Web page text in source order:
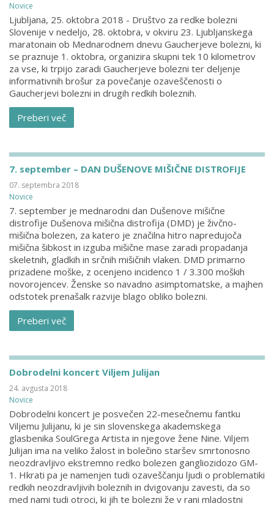
Novice
Ljubljana, 25. oktobra 2018 - Društvo za redke bolezni
Slovenije v nedeljo, 28. oktobra, v okviru 23. Ljubljanskega
maratonain ob Mednarodnem dnevu Gaucherjeve bolezni, ki
se praznuje 1. oktobra, organizira skupni tek 10 kilometrov
za vse, ki trpijo zaradi Gaucherjeve bolezni ter deljenje
informativnih brošur za povečanje ozaveščenosti o
Gaucherjevi bolezni in drugih redkih boleznih.
Preberi več
7. september – DAN DUŠENOVE MIŠIČNE DISTROFIJE
07. septembra 2018
Novice
7. september je mednarodni dan Dušenove mišične
distrofije Dušenova mišična distrofija (DMD) je živčno-
mišična bolezen, za katero je značilna hitro napredujoča
mišična šibkost in izguba mišične mase zaradi propadanja
skeletnih, gladkih in srčnih mišičnih vlaken. DMD primarno
prizadene moške, z ocenjeno incidenco 1 / 3.300 moških
novorojencev. Ženske so navadno asimptomatske, a majhen
odstotek prenašalk razvije blago obliko bolezni.
Preberi več
Dobrodelni koncert Viljem Julijan
24. avgusta 2018
Novice
Dobrodelni koncert je posvečen 22-mesečnemu fantku
Viljemu Julijanu, ki je sin slovenskega akademskega
glasbenika SoulGrega Artista in njegove žene Nine. Viljem
Julijan ima na veliko žalost in bolečino staršev smrtonosno
neozdravljivo ekstremno redko bolezen gangliozidozo GM-
1. Hkrati pa je namenjen tudi ozaveščanju ljudi o problematiki
redkih neozdravljivih boleznih in dvigovanju zavesti, da so
med nami tudi otroci, ki jih te bolezni že v rani mladostni